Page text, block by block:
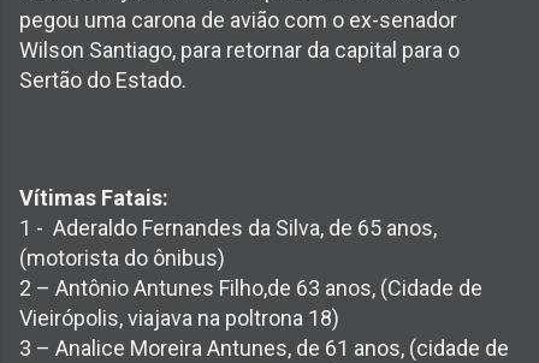
pegou uma carona de avião com o ex-senador
Wilson Santiago, para retornar da capital para o
Sertão do Estado.
Vítimas Fatais:
1 - Aderaldo Fernandes da Silva, de 65 anos,
(motorista do ônibus)
2 – Antônio Antunes Filho,de 63 anos, (Cidade de
Vieirópolis, viajava na poltrona 18)
3 – Analice Moreira Antunes, de 61 anos, (cidade de